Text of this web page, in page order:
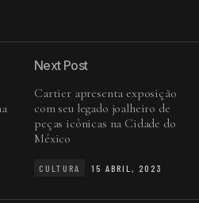
Next Post
Cartier apresenta exposição
com seu legado joalheiro de
peças icônicas na Cidade do
México
CULTURA 15 ABRIL, 2023